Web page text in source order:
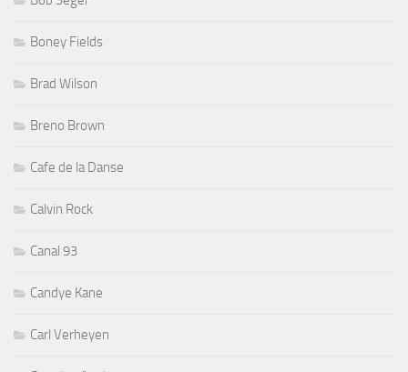
Boney Fields
Brad Wilson
Breno Brown
Cafe de la Danse
Calvin Rock
Canal 93
Candye Kane
Carl Verheyen